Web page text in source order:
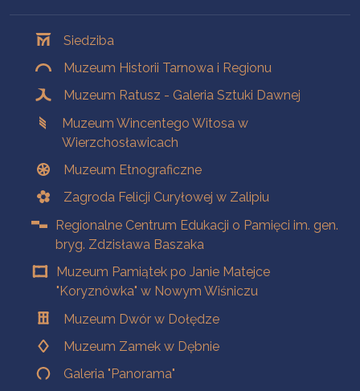
Siedziba
Muzeum Historii Tarnowa i Regionu
Muzeum Ratusz - Galeria Sztuki Dawnej
Muzeum Wincentego Witosa w
Wierzchosławicach
Muzeum Etnograficzne
Zagroda Felicji Curyłowej w Zalipiu
Regionalne Centrum Edukacji o Pamięci im. gen.
bryg. Zdzisława Baszaka
Muzeum Pamiątek po Janie Matejce
"Koryznówka" w Nowym Wiśniczu
Muzeum Dwór w Dołędze
Muzeum Zamek w Dębnie
Galeria "Panorama"